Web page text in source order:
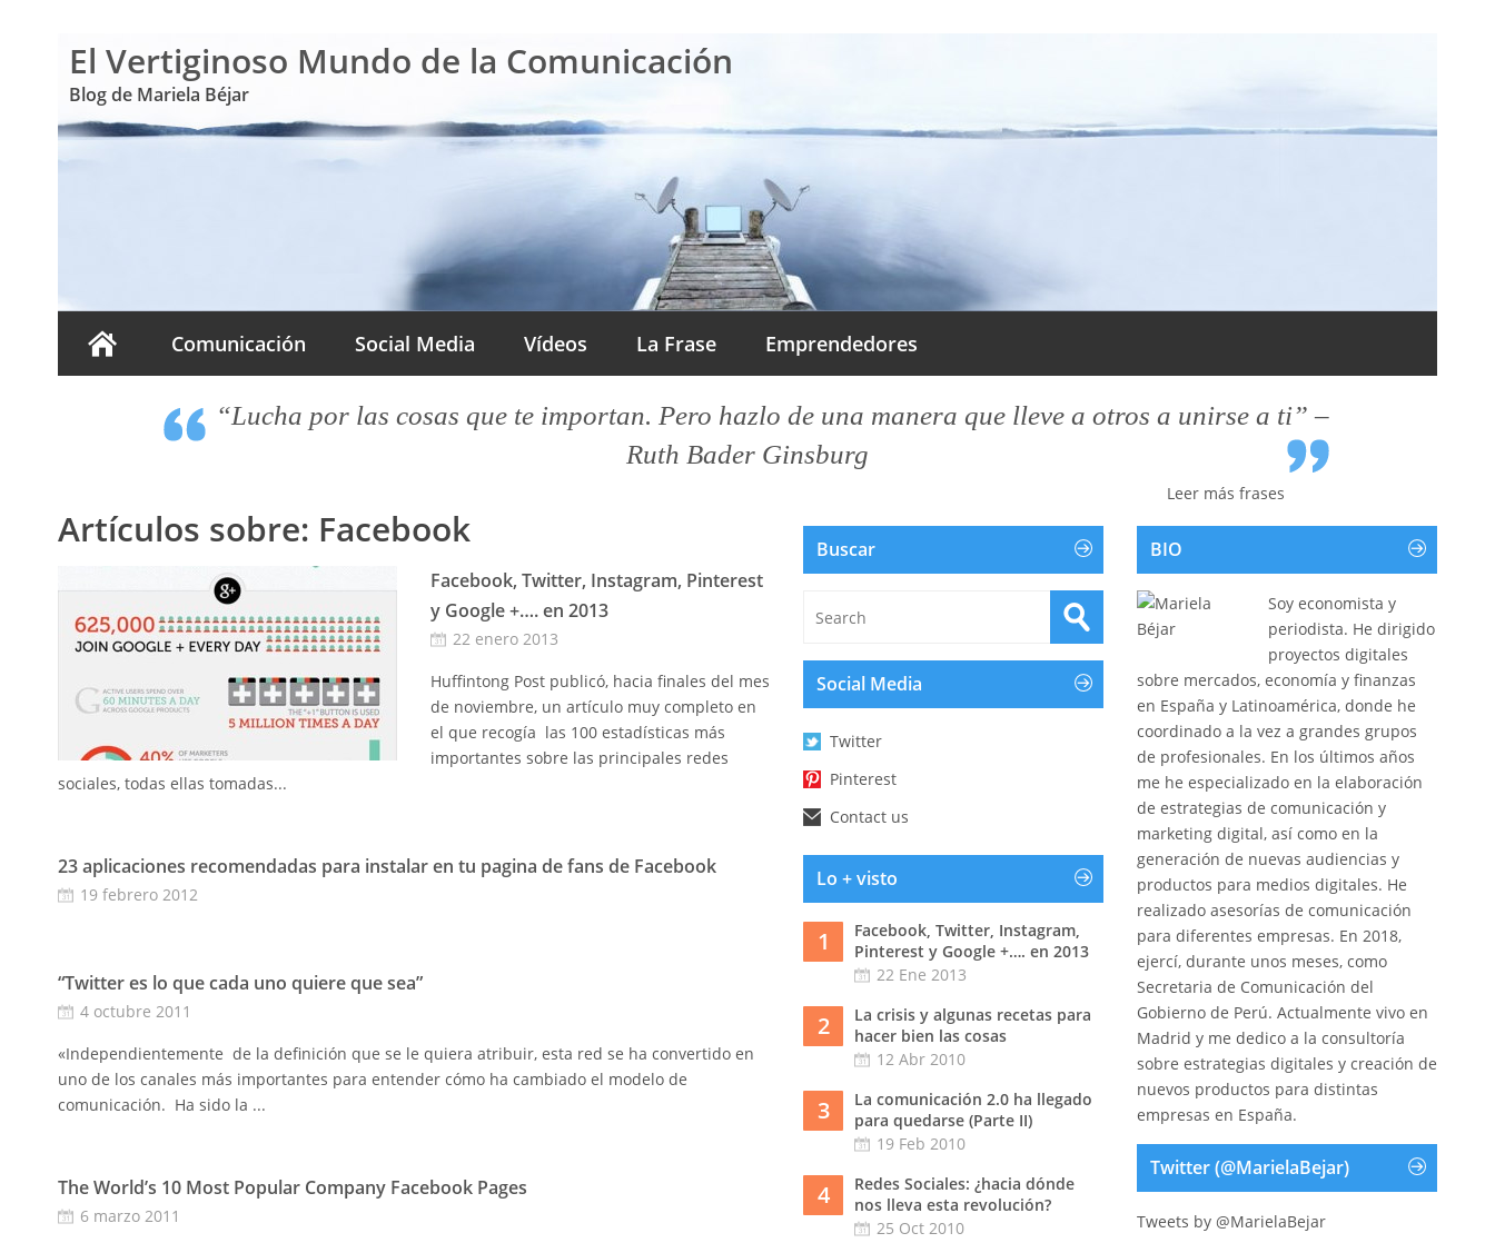
El Vertiginoso Mundo de la Comunicación
Blog de Mariela Béjar
Comunicación Social Media Vídeos La Frase Emprendedores
“Lucha por las cosas que te importan. Pero hazlo de una manera que lleve a otros a unirse a ti” –
Ruth Bader Ginsburg
Leer más frases
Artículos sobre: Facebook
Facebook, Twitter, Instagram, Pinterest
y Google +…. en 2013
22 enero 2013
Huffintong Post publicó, hacia finales del mes
de noviembre, un artículo muy completo en
el que recogía las 100 estadísticas más
importantes sobre las principales redes
sociales, todas ellas tomadas...
23 aplicaciones recomendadas para instalar en tu pagina de fans de Facebook
19 febrero 2012
“Twitter es lo que cada uno quiere que sea”
4 octubre 2011
«Independientemente de la definición que se le quiera atribuir, esta red se ha convertido en
uno de los canales más importantes para entender cómo ha cambiado el modelo de
comunicación. Ha sido la ...
The World’s 10 Most Popular Company Facebook Pages
6 marzo 2011
Buscar
Social Media
Twitter
Pinterest
Contact us
Lo + visto
1
Facebook, Twitter, Instagram,
Pinterest y Google +…. en 2013
22 Ene 2013
2
La crisis y algunas recetas para
hacer bien las cosas
12 Abr 2010
3
La comunicación 2.0 ha llegado
para quedarse (Parte II)
19 Feb 2010
4
Redes Sociales: ¿hacia dónde
nos lleva esta revolución?
25 Oct 2010
BIO
Soy economista y
periodista. He dirigido
proyectos digitales
sobre mercados, economía y finanzas
en España y Latinoamérica, donde he
coordinado a la vez a grandes grupos
de profesionales. En los últimos años
me he especializado en la elaboración
de estrategias de comunicación y
marketing digital, así como en la
generación de nuevas audiencias y
productos para medios digitales. He
realizado asesorías de comunicación
para diferentes empresas. En 2018,
ejercí, durante unos meses, como
Secretaria de Comunicación del
Gobierno de Perú. Actualmente vivo en
Madrid y me dedico a la consultoría
sobre estrategias digitales y creación de
nuevos productos para distintas
empresas en España.
Twitter (@MarielaBejar)
Tweets by @MarielaBejar